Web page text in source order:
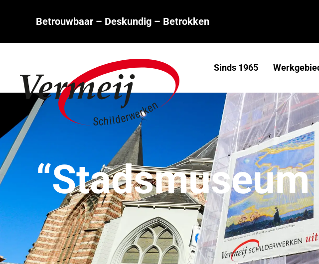
Betrouwbaar – Deskundig – Betrokken
Sinds 1965
“Stadsmuseum